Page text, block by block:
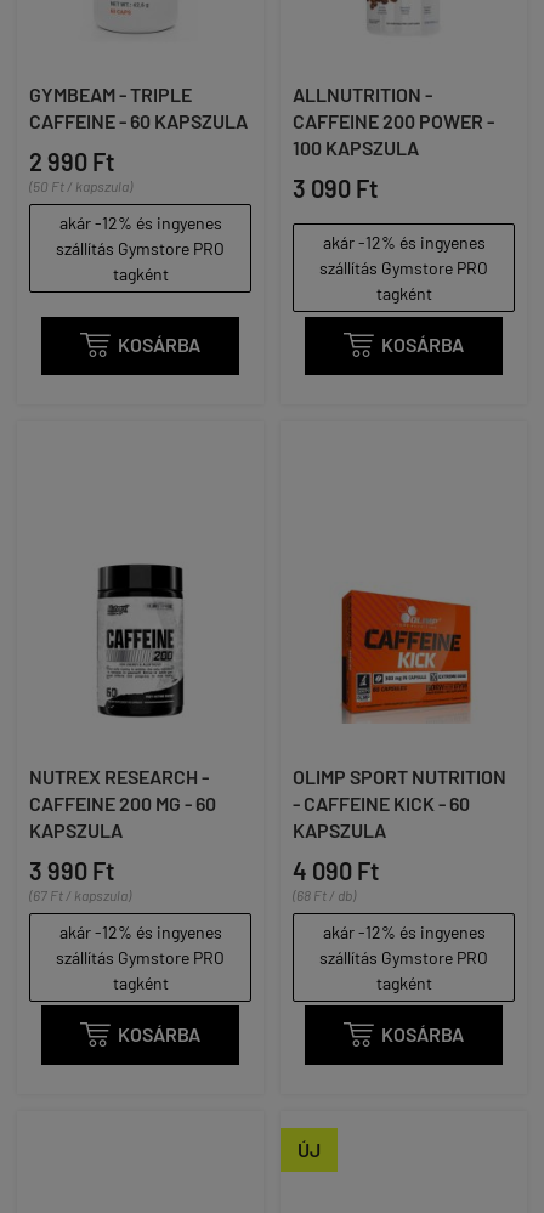
GYMBEAM - TRIPLE
CAFFEINE - 60 KAPSZULA
2 990 Ft
(50 Ft / kapszula)
akár -12% és ingyenes
szállítás Gymstore PRO
tagként
 KOSÁRBA
ALLNUTRITION -
CAFFEINE 200 POWER -
100 KAPSZULA
3 090 Ft
akár -12% és ingyenes
szállítás Gymstore PRO
tagként
 KOSÁRBA
NUTREX RESEARCH -
CAFFEINE 200 MG - 60
KAPSZULA
3 990 Ft
(67 Ft / kapszula)
akár -12% és ingyenes
szállítás Gymstore PRO
tagként
 KOSÁRBA
OLIMP SPORT NUTRITION
- CAFFEINE KICK - 60
KAPSZULA
4 090 Ft
(68 Ft / db)
akár -12% és ingyenes
szállítás Gymstore PRO
tagként
 KOSÁRBA
ÚJ